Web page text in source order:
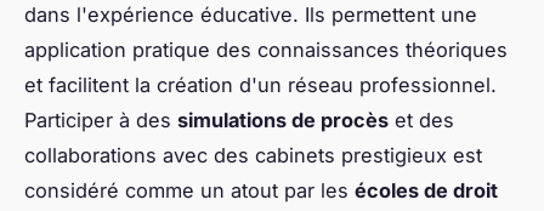
dans l'expérience éducative. Ils permettent une
application pratique des connaissances théoriques
et facilitent la création d'un réseau professionnel.
Participer à des simulations de procès et des
collaborations avec des cabinets prestigieux est
considéré comme un atout par les écoles de droit